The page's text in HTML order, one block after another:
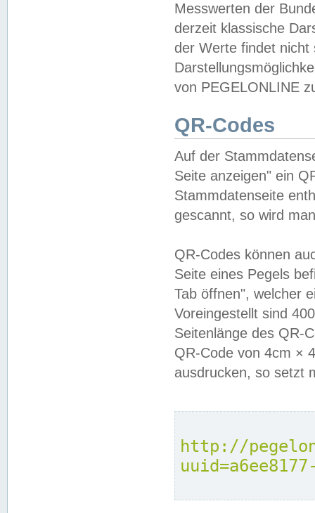
Messwerten der
derzeit klassische
der Werte findet
von PEGELONLINE
QR-Codes
Auf der
Seite anzeigen" ein
Stammdatenseite
gescannt, so wird
QR-Codes können
Seite eines Pegels
Tab öffnen", welcher
Voreingestellt sind
Seitenlänge des QR-
QR-Code von 4cm ×
ausdrucken, so setzt
http://